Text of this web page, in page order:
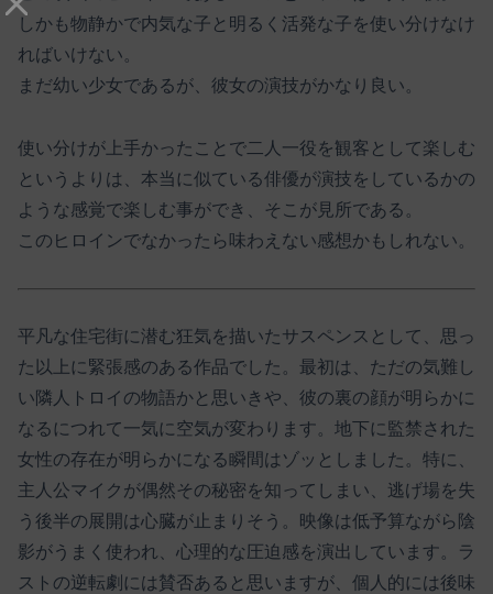
しかも物静かで内気な子と明るく活発な子を使い分けなけ
ればいけない。
まだ幼い少女であるが、彼女の演技がかなり良い。
使い分けが上手かったことで二人一役を観客として楽しむ
というよりは、本当に似ている俳優が演技をしているかの
ような感覚で楽しむ事ができ、そこが見所である。
このヒロインでなかったら味わえない感想かもしれない。
平凡な住宅街に潜む狂気を描いたサスペンスとして、思っ
た以上に緊張感のある作品でした。最初は、ただの気難し
い隣人トロイの物語かと思いきや、彼の裏の顔が明らかに
なるにつれて一気に空気が変わります。地下に監禁された
女性の存在が明らかになる瞬間はゾッとしました。特に、
主人公マイクが偶然その秘密を知ってしまい、逃げ場を失
う後半の展開は心臓が止まりそう。映像は低予算ながら陰
影がうまく使われ、心理的な圧迫感を演出しています。ラ
ストの逆転劇には賛否あると思いますが、個人的には後味